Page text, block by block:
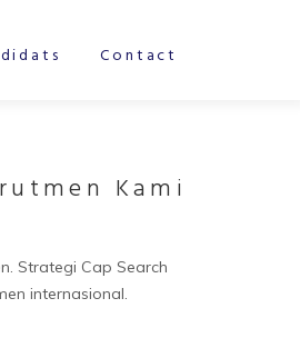
Contact
Kami
Strategi Cap Search
internasional.